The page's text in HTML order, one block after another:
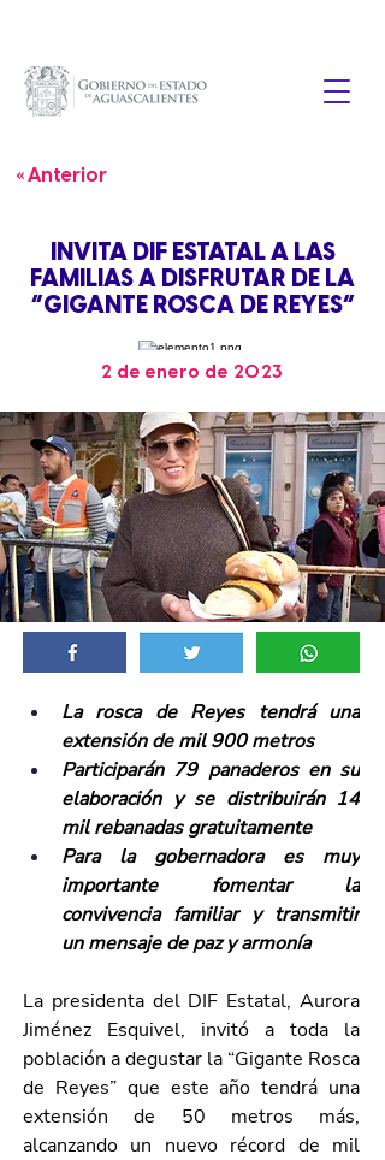
« Anterior
INVITA DIF ESTATAL A LAS
FAMILIAS A DISFRUTAR DE LA
“GIGANTE ROSCA DE REYES”
2 de enero de 2023
La rosca de Reyes tendrá una
extensión de mil 900 metros
Participarán 79 panaderos en su
elaboración y se distribuirán 14
mil rebanadas gratuitamente
Para la gobernadora es muy
importante fomentar la
convivencia familiar y transmitir
un mensaje de paz y armonía
La presidenta del DIF Estatal, Aurora
Jiménez Esquivel, invitó a toda la
población a degustar la “Gigante Rosca
de Reyes” que este año tendrá una
extensión de 50 metros más,
alcanzando un nuevo récord de mil